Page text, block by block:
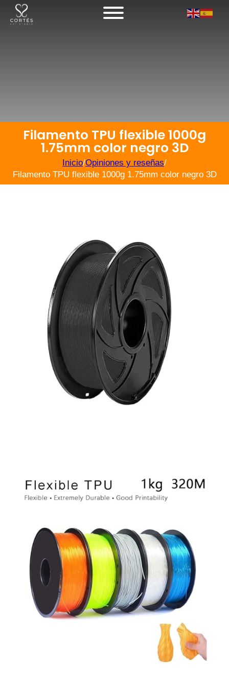
Filamento TPU flexible 1000g
1.75mm color negro 3D
Inicio/Opiniones y reseñas/
Filamento TPU flexible 1000g 1.75mm color negro 3D